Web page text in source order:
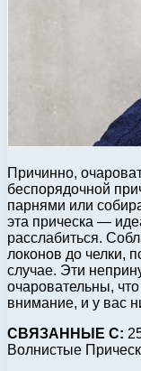
Причинно,
беспорядочной
парнями или
эта прическа —
расслабиться.
локонов до челки,
случае. Эти
очаровательны,
внимание, и у вас
СВЯЗАННЫЕ С:
Волнистые